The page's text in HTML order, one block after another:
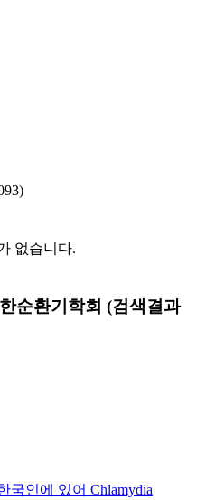
없습니다.
순환기학회 (검색결과
국인에 있어 Chlamydia